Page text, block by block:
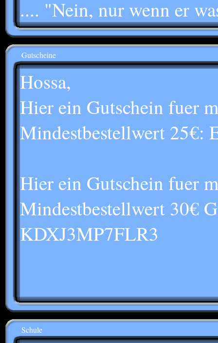
.... "Nein, nur wenn er
Gutscheine
Hossa,
Hier ein Gutschein fuer
Mindestbestellwert
Hier ein Gutschein fuer
Mindestbestellwert 30€
KDXJ3MP7FLR3
Schule